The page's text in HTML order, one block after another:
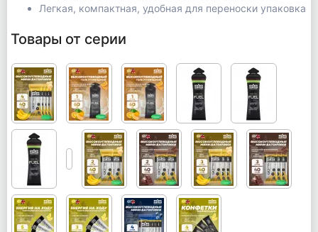
Легкая, компактная, удобная для переноски упаковка
Товары от серии